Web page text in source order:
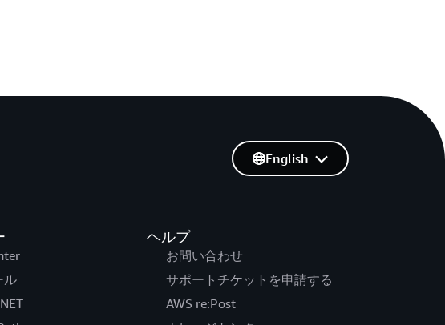
ル
ヘルプ
お問い合わせ
サポートチケットを申請する
AWS re:Post
English